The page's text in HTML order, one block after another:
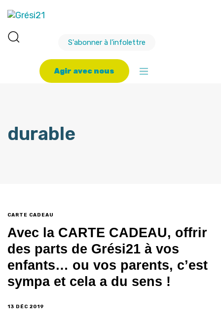
S'abonner à l'infolettre
Agir avec nous
durable
CARTE CADEAU
Avec la CARTE CADEAU, offrir
des parts de Grési21 à vos
enfants… ou vos parents, c’est
sympa et cela a du sens !
13 DÉC 2019